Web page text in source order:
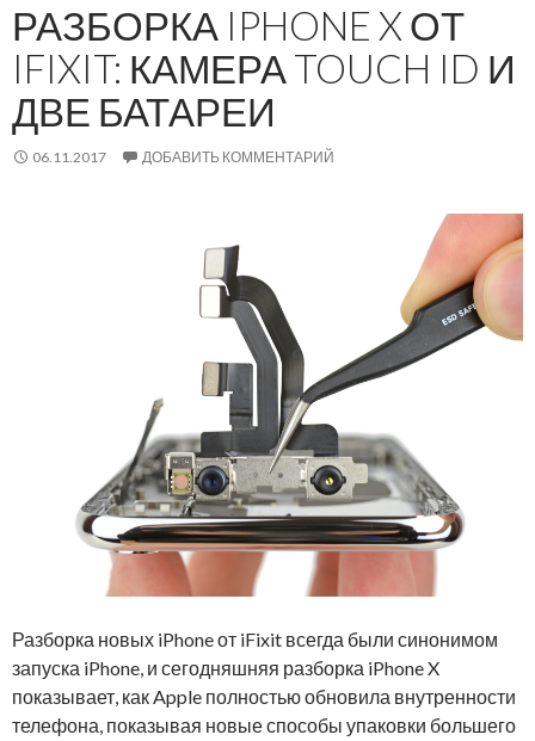
РАЗБОРКА IPHONE X ОТ
IFIXIT: КАМЕРА TOUCH ID И
ДВЕ БАТАРЕИ
06.11.2017 ДОБАВИТЬ КОММЕНТАРИЙ
Разборка новых iPhone от iFixit всегда были синонимом
запуска iPhone, и сегодняшняя разборка iPhone X
показывает, как Apple полностью обновила внутренности
телефона, показывая новые способы упаковки большего